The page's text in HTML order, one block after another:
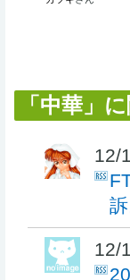
「中華」
12/
12/